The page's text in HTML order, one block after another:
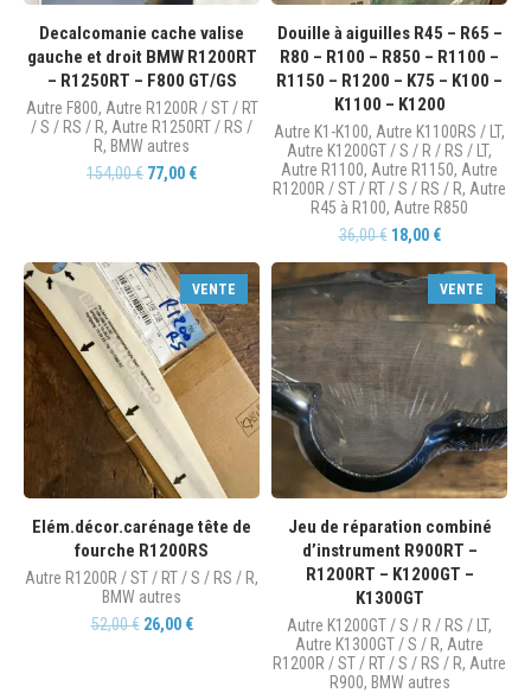
Decalcomanie cache valise
gauche et droit BMW R1200RT
– R1250RT – F800 GT/GS
Autre F800, Autre R1200R / ST / RT
/ S / RS / R, Autre R1250RT / RS /
R, BMW autres
154,00€ 77,00 €
Douille à aiguilles R45 – R65 –
R80 – R100 – R850 – R1100 –
R1150 – R1200 – K75 – K100 –
K1100 – K1200
Autre K1-K100, Autre K1100RS / LT,
Autre K1200GT / S / R / RS / LT,
Autre R1100, Autre R1150, Autre
R1200R / ST / RT / S / RS / R, Autre
R45 à R100, Autre R850
36,00€ 18,00 €
VENTE
Elém.décor.carénage tête de
fourche R1200RS
Autre R1200R / ST / RT / S / RS / R,
BMW autres
52,00€ 26,00 €
VENTE
Jeu de réparation combiné
d’instrument R900RT –
R1200RT – K1200GT –
K1300GT
Autre K1200GT / S / R / RS / LT,
Autre K1300GT / S / R, Autre
R1200R / ST / RT / S / RS / R, Autre
R900, BMW autres